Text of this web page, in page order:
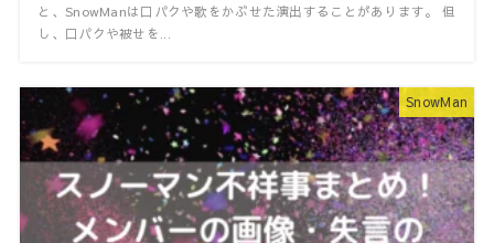
と、SnowManは口パクや歌をかぶせた演出することがあります。 但
し、口パクや被せを...
SnowMan